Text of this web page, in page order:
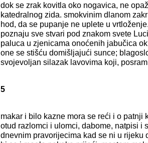
dok se zrak kovitla oko nogavica, ne
katedralnog zida. smokvinim dlanom
hod, da se pupanje ne uplete u
poznaju sve stvari pod znakom svete
paluca u zjenicama onoćenih jabučica
one se stišću domišljajući sunce;
svojevoljan silazak lavovima koji,
5
makar i bilo kazne mora se reći i o patnji
otud razlomci i ulomci, dabome, natpisi i
dnevnim pravorijecima kad se ni u rijeku